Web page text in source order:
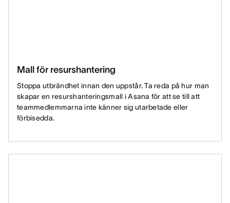
Mall för resurshantering
Stoppa utbrändhet innan den uppstår. Ta reda på hur man
skapar en resurshanteringsmall i Asana för att se till att
teammedlemmarna inte känner sig utarbetade eller
förbisedda.